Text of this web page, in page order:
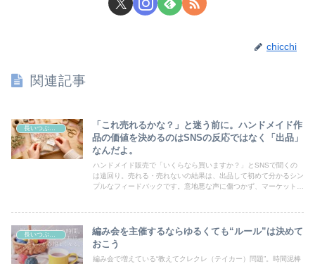
chicchi
関連記事
長いつぶやき
「これ売れるかな？」と迷う前に。ハンドメイド作
品の価値を決めるのはSNSの反応ではなく「出品」
なんだよ。
ハンドメイド販売で「いくらなら買いますか？」とSNSで聞くの
は遠回り。売れる・売れないの結果は、出品して初めて分かるシン
プルなフィードバックです。意地悪な声に傷つかず、マーケットと
長いつぶやき
編み会を主催するならゆるくても“ルール”は決めて
おこう
編み会で増えている“教えてクレクレ（テイカー）問題”。時間泥棒